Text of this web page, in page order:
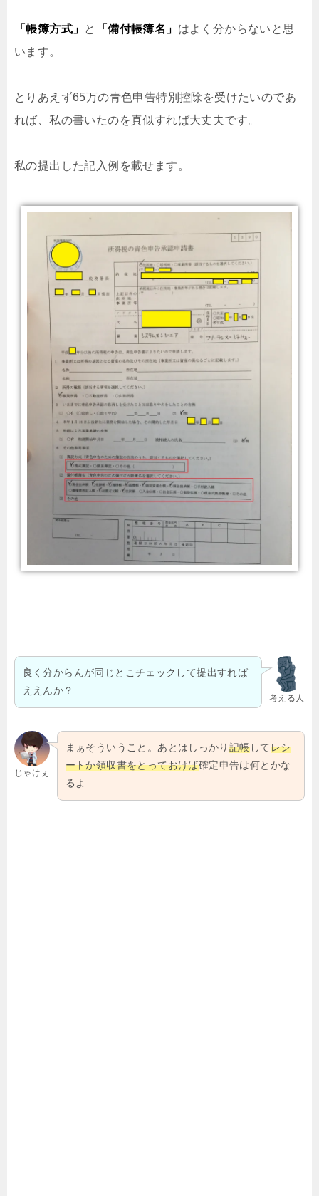
「帳簿方式」 と 「備付帳簿名」 はよく分からないと思
います。
とりあえず65万の青色申告特別控除を受けたいのであ
れば、私の書いたのを真似すれば大丈夫です。
私の提出した記入例を載せます。
考える人
良く分からんが同じとこチェックして提出すれば
ええんか？
じゃけぇ
まぁそういうこと。あとはしっかり 記帳してレシ
ートか領収書をとっておけば確定申告は何とかな
るよ